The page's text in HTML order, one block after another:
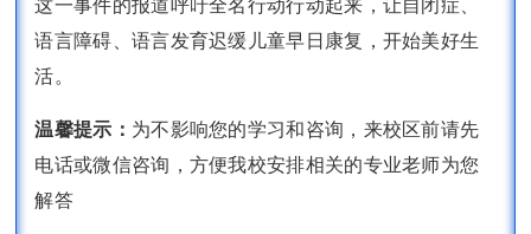
这一事件的报道呼吁全名行动行动起来，让自闭症、
语言障碍、语言发育迟缓儿童早日康复，开始美好生
活。
温馨提示： 为不影响您的学习和咨询，来校区前请先
电话或微信咨询，方便我校安排相关的专业老师为您
解答